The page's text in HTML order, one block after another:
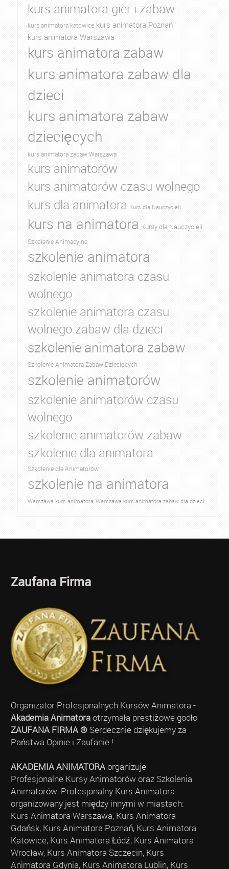
kurs animatora gier i zabaw
kurs animatora katowice kurs animatora Poznań
kurs animatora Warszawa
kurs animatora zabaw
kurs animatora zabaw dla
dzieci
kurs animatora zabaw
dziecięcych
kurs animatora zabaw Warszawa
kurs animatorów
kurs animatorów czasu wolnego
kurs dla animatora Kurs dla Nauczycieli
kurs na animatora Kursy dla Nauczycieli
Szkolenie Animacyjne
szkolenie animatora
szkolenie animatora czasu
wolnego
szkolenie animatora czasu
wolnego zabaw dla dzieci
szkolenie animatora zabaw
Szkolenie Animatora Zabaw Dziecięcych
szkolenie animatorów
szkolenie animatorów czasu
wolnego
szkolenie animatorów zabaw
szkolenie dla animatora
Szkolenie dla Animatorów
szkolenie na animatora
Warszawa kurs animatora Warszawa kurs animatora zabaw dla dzieci
Zaufana Firma
Organizator Profesjonalnych Kursów Animatora -
Akademia Animatoraotrzymała prestiżowe godło
ZAUFANA FIRMA ®Serdecznie dziękujemy za
Państwa Opinie i Zaufanie !
AKADEMIA ANIMATORAorganizuje
Profesjonalne Kursy Animatorów oraz Szkolenia
Animatorów. Profesjonalny Kurs Animatora
organizowany jest między innymi w miastach:
Kurs Animatora Warszawa, Kurs Animatora
Gdańsk, Kurs Animatora Poznań, Kurs Animatora
Katowice, Kurs Animatora Łódź, Kurs Animatora
Wrocław, Kurs Animatora Szczecin, Kurs
Animatora Gdynia, Kurs Animatora Lublin, Kurs